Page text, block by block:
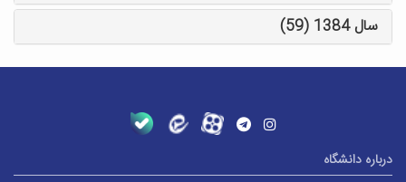
سال 1384 (59)
درباره دانشگاه